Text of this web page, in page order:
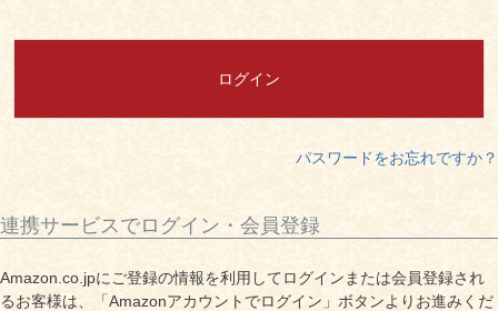
常陸牛とは？
すき焼き
BBQ
ステーキ
ログイン
パスワードをお忘れですか？
連携サービスでログイン・会員登録
Amazon.co.jpにご登録の情報を利用してログインまたは会員登録され
るお客様は、「Amazonアカウントでログイン」ボタンよりお進みくだ